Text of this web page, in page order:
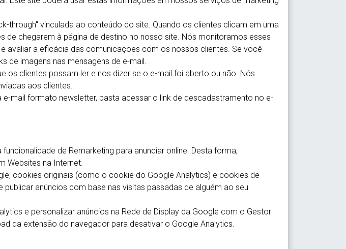
through" vinculada ao conteúdo do site. Quando os clientes clicam em uma
de chegarem à página de destino no nosso site. Nós monitoramos esses
avaliar a eficácia das comunicações com os nossos clientes. Se você
de imagens nas mensagens de e-mail.
os clientes possam ler e nos dizer se o e-mail foi aberto ou não. Nós
aos clientes.
mail formato newsletter, basta acessar o link de descadastramento no e-
de Remarketing para anunciar online. Desta forma,
Websites na Internet.
cookies originais (como o cookie do Google Analytics) e cookies de
anúncios com base nas visitas passadas de alguém ao seu
e personalizar anúncios na Rede de Display da Google com o Gestor
da extensão do navegador para desativar o Google Analytics.